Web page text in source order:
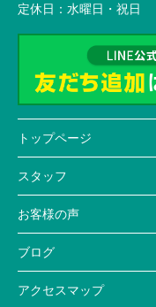
定休日： 水曜日・祝日
トップページ
スタッフ
お客様の声
ブログ
アクセスマップ